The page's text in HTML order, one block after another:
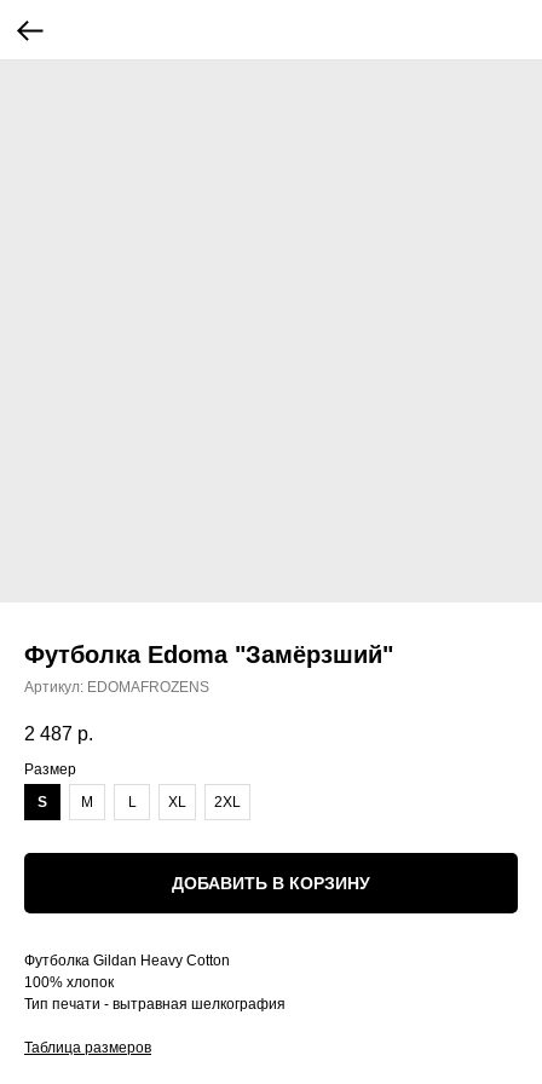
Футболка Edoma "Замёрзший"
Артикул: EDOMAFROZENS
2 487 р.
Размер
S
M L XL 2XL
ДОБАВИТЬ В КОРЗИНУ
Футболка Gildan Heavy Cotton
100% хлопок
Тип печати - вытравная шелкография
Таблица размеров